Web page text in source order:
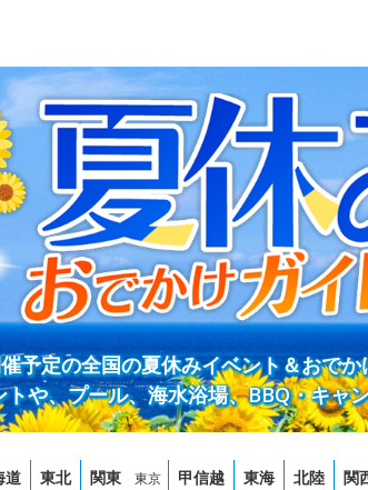
予定の全国の夏休みイベント＆おで
や、プール、海水浴場、BBQ・キャ
道 東北 関東 東京 甲信越 東海 北陸 関